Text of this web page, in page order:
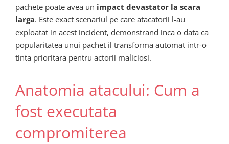
pachete poate avea un impact devastator la scara
larga. Este exact scenariul pe care atacatorii l-au
exploatat in acest incident, demonstrand inca o data ca
popularitatea unui pachet il transforma automat intr-o
tinta prioritara pentru actorii maliciosi.
Anatomia atacului: Cum a
fost executata
compromiterea